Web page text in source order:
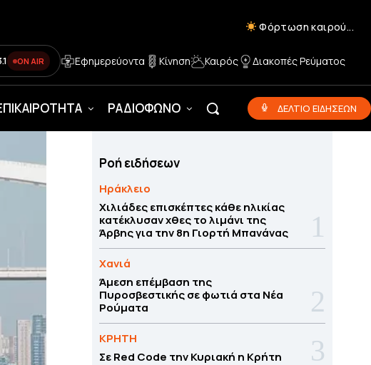
Φόρτωση καιρού...
ON AIR Εφημερεύοντα Κίνηση Καιρός Διακοπές Ρεύματος
ΡΑΔΙΟΦΩΝΟ ΔΕΛΤΙΟ ΕΙΔΗΣΕΩΝ
Ροή ειδήσεων
Ηράκλειο
Χιλιάδες επισκέπτες κάθε ηλικίας
κατέκλυσαν χθες το λιμάνι της
Άρβης για την 8η Γιορτή Μπανάνας
Χανιά
Άμεση επέμβαση της
Πυροσβεστικής σε φωτιά στα Νέα
Ρούματα
ΚΡΗΤΗ
Σε Red Code την Κυριακή η Κρήτη